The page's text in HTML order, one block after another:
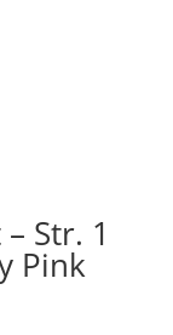
Str. 1
Pink